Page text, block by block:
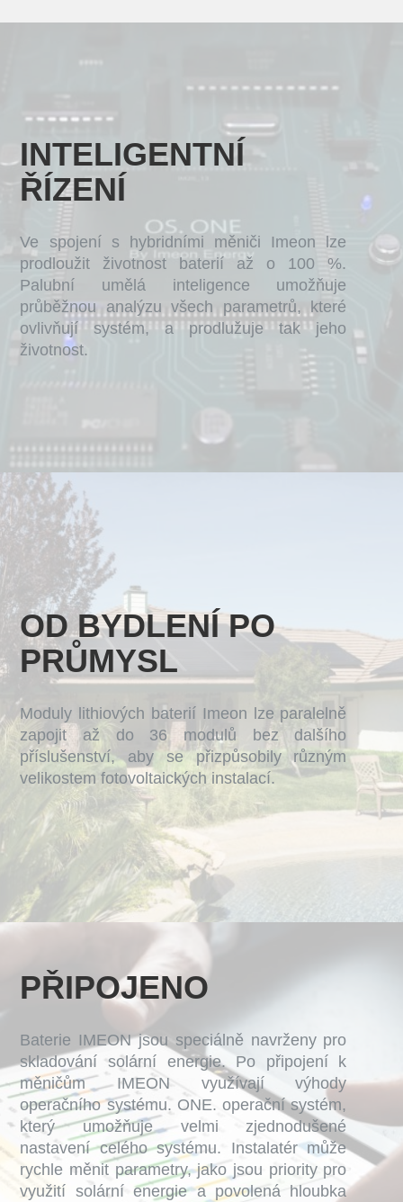
INTELIGENTNÍ
ŘÍZENÍ
Ve spojení s hybridními měniči Imeon lze
prodloužit životnost baterií až o 100 %.
Palubní umělá inteligence umožňuje
průběžnou analýzu všech parametrů, které
ovlivňují systém, a prodlužuje tak jeho
životnost.
OD BYDLENÍ PO
PRŮMYSL
Moduly lithiových baterií Imeon lze paralelně
zapojit až do 36 modulů bez dalšího
příslušenství, aby se přizpůsobily různým
velikostem fotovoltaických instalací.
PŘIPOJENO
Baterie IMEON jsou speciálně navrženy pro
skladování solární energie. Po připojení k
měničům IMEON využívají výhody
operačního systému. ONE. operační systém,
který umožňuje velmi zjednodušené
nastavení celého systému. Instalatér může
rychle měnit parametry, jako jsou priority pro
využití solární energie a povolená hloubka